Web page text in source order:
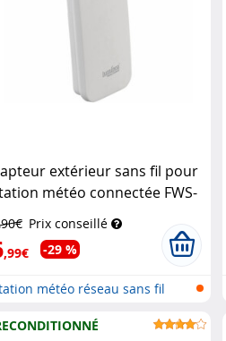
extérieur sans fil pour
météo connectée FWS-
Luminea Home Control
Prix conseillé
,99€ -29 %
météo réseau sans fil